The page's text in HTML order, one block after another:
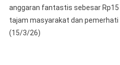
anggaran fantastis sebesar
tajam masyarakat dan pemerhati
(15/3/26)